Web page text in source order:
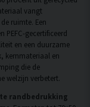
vangt
ruimte. Een
PEFC-gecertificeerd
en een duurzame
kernmateriaal en
die de
welzijn verbetert.
randbedrukking